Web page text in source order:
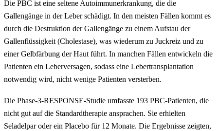
Die PBC ist eine seltene Autoimmunerkrankung, die die
Gallengänge in der Leber schädigt. In den meisten Fällen kommt es
durch die Destruktion der Gallengänge zu einem Aufstau der
Gallenflüssigkeit (Cholestase), was wiederum zu Juckreiz und zu
einer Gelbfärbung der Haut führt. In manchen Fällen entwickeln die
Patienten ein Leberversagen, sodass eine Lebertransplantation
notwendig wird, nicht wenige Patienten versterben.
Die Phase-3-RESPONSE-Studie umfasste 193 PBC-Patienten, die
nicht gut auf die Standardtherapie ansprachen. Sie erhielten
Seladelpar oder ein Placebo für 12 Monate. Die Ergebnisse zeigten,